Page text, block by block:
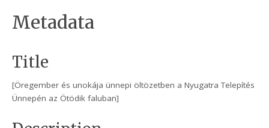
Metadata
Title
[Öregember és unokája ünnepi öltözetben a Nyugatra Telepítés
Ünnepén az Ötödik faluban]